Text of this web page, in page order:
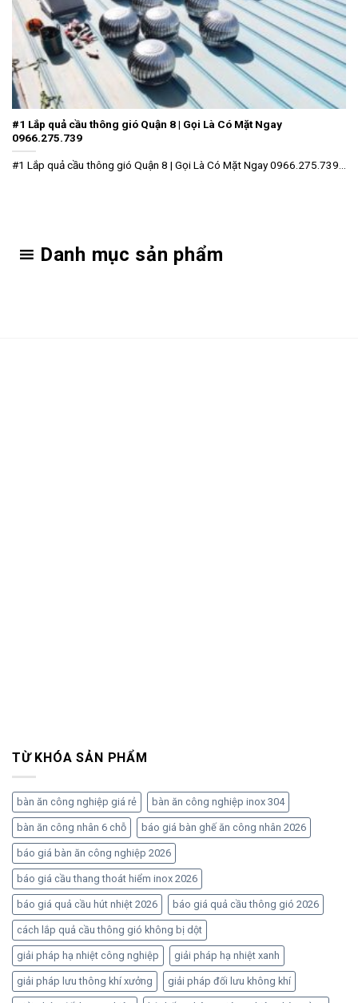
#1 Lắp quả cầu thông gió Quận 8 | Gọi Là Có Mặt Ngay
0966.275.739
#1 Lắp quả cầu thông gió Quận 8 | Gọi Là Có Mặt Ngay 0966.275.739...
Danh mục sản phẩm
TỪ KHÓA SẢN PHẨM
bàn ăn công nghiệp giá rẻ bàn ăn công nghiệp inox 304
bàn ăn công nhân 6 chỗ báo giá bàn ghế ăn công nhân 2026
báo giá bàn ăn công nghiệp 2026
báo giá cầu thang thoát hiểm inox 2026
báo giá quả cầu hút nhiệt 2026 báo giá quả cầu thông gió 2026
cách lắp quả cầu thông gió không bị dột
giải pháp hạ nhiệt công nghiệp giải pháp hạ nhiệt xanh
giải pháp lưu thông khí xưởng giải pháp đối lưu không khí